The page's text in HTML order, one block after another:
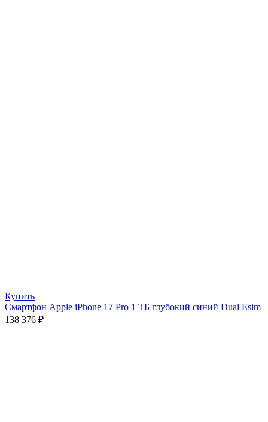
Купить
Смартфон Apple iPhone 17 Pro 1 ТБ глубокий синий Dual Esim
138 376 ₽